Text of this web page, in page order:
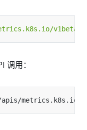
v1beta1/
调用：